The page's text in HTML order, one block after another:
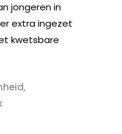
jongeren in
extra ingezet
kwetsbare
,